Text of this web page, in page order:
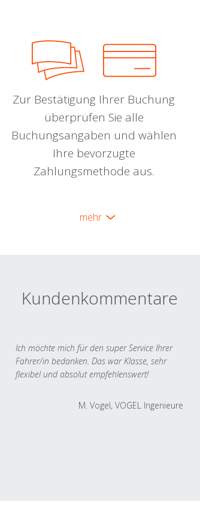
Zur Bestätigung Ihrer Buchung
überprüfen Sie alle
Buchungsangaben und wählen
Ihre bevorzugte
Zahlungsmethode aus.
mehr
Kundenkommentare
Ich möchte mich für den super Service Ihrer
Fahrer/in bedanken. Das war Klasse, sehr
flexibel und absolut empfehlenswert!
M. Vogel, VOGEL Ingenieure